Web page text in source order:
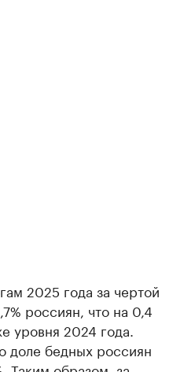
2025 года за чертой
россиян, что на 0,4
уровня 2024 года.
доле бедных россиян